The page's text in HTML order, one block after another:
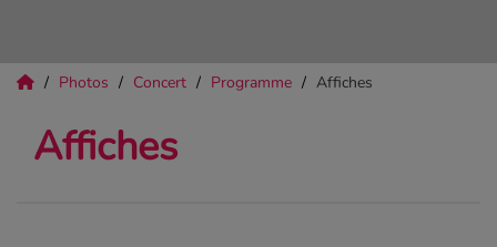
Photos Concert Programme Affiches
Affiches